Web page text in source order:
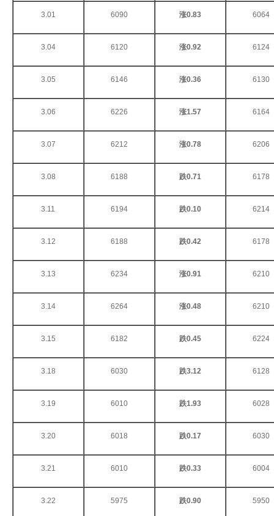
3.01 6090 涨0.83 6064
3.04 6120 涨0.92 6124
3.05 6146 涨0.36 6130
3.06 6226 涨1.57 6164
3.07 6212 涨0.78 6206
3.08 6188 跌0.71 6178
3.11 6194 跌0.10 6214
3.12 6188 跌0.42 6178
3.13 6234 涨0.91 6210
3.14 6264 涨0.48 6210
3.15 6182 跌0.45 6224
3.18 6030 跌3.12 6128
3.19 6010 跌1.93 6028
3.20 6018 跌0.17 6030
3.21 6010 跌0.33 6004
3.22 5975 跌0.90 5950